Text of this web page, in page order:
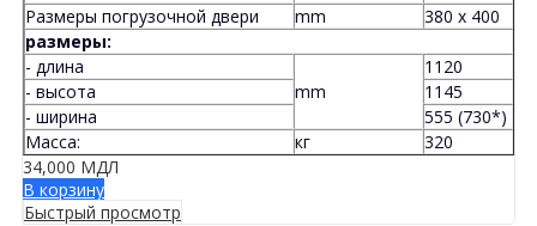
Размеры погрузочной двери
mm
380 x 400
размеры:
- длина
mm
1120
- высота
1145
- ширина
555 (730*)
Масса:
кг
320
34,000 МДЛ
В корзину
Быстрый просмотр